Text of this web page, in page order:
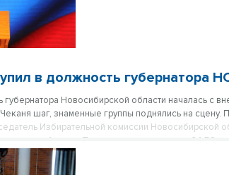
в должность губернатора
Новосибирской области началась с
шаг, знаменные группы поднялись на сцену.
Избирательной комиссии Новосибирской
словам, Андрея Травникова поддержали 64,52
Ольга Благо вручила избранному губернатору
момент — принятие присяги.